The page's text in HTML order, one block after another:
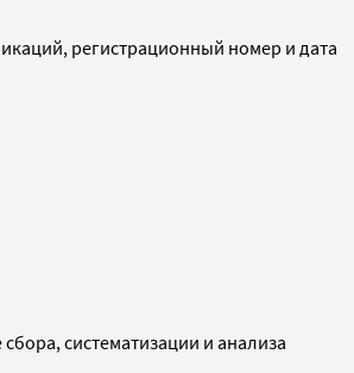
регистрационный номер и дата
систематизации и анализа